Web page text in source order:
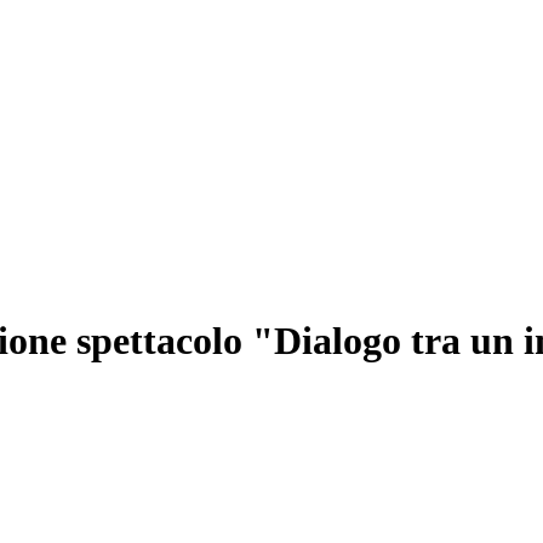
spettacolo "Dialogo tra un